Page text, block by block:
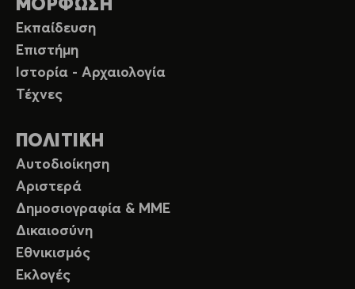
ΜΟΡΦΩΣΗ
Εκπαίδευση
Επιστήμη
Ιστορία - Αρχαιολογία
Τέχνες
ΠΟΛΙΤΙΚΗ
Αυτοδιοίκηση
Αριστερά
Δημοσιογραφία & ΜΜΕ
Δικαιοσύνη
Εθνικισμός
Εκλογές